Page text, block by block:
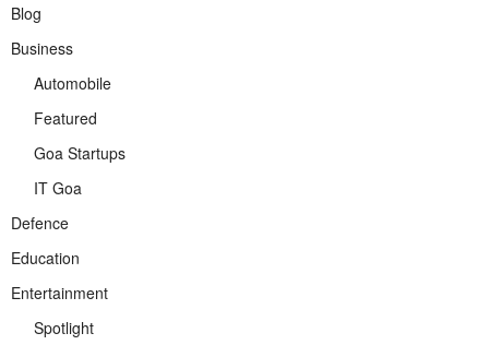
Blog
Business
Automobile
Featured
Goa Startups
IT Goa
Defence
Education
Entertainment
Spotlight